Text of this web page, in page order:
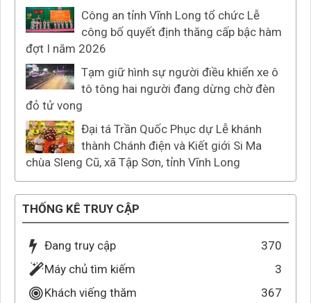
Công an tỉnh Vĩnh Long tổ chức Lễ
công bố quyết định thăng cấp bậc hàm
đợt I năm 2026
Tạm giữ hình sự người điều khiển xe ô
tô tông hai người đang dừng chờ đèn
đỏ tử vong
Đại tá Trần Quốc Phục dự Lễ khánh
thành Chánh điện và Kiết giới Si Ma
chùa Sleng Cũ, xã Tập Sơn, tỉnh Vĩnh Long
THỐNG KÊ TRUY CẬP
Đang truy cập
370
Máy chủ tìm kiếm
3
Khách viếng thăm
367